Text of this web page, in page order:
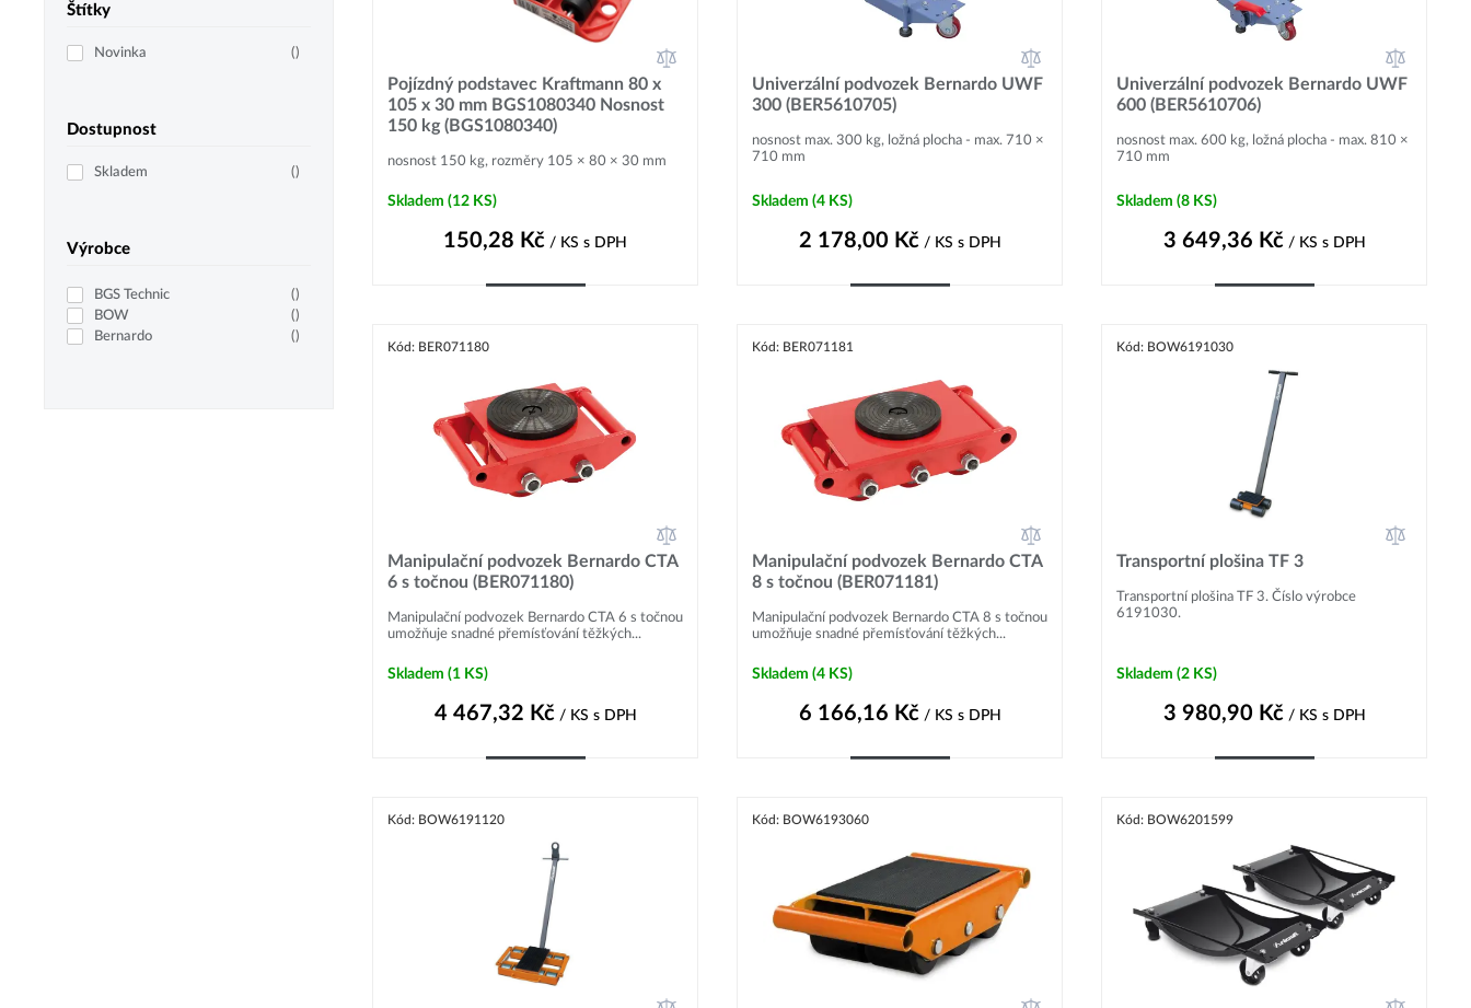
Štítky
Novinka ()
Dostupnost
Skladem ()
Výrobce
BGS Technic ()
BOW
()
Bernardo
()
Pojízdný podstavec Kraftmann 80 x
105 x 30 mm BGS1080340 Nosnost
150 kg (BGS1080340)
nosnost 150 kg, rozměry 105 × 80 × 30 mm
Skladem (12 KS)
150,28 Kč / KS s DPH
Univerzální podvozek Bernardo UWF
300 (BER5610705)
nosnost max. 300 kg, ložná plocha - max. 710 ×
710 mm
Skladem (4 KS)
2 178,00 Kč/ KS s DPH
Univerzální podvozek Bernardo UWF
600 (BER5610706)
nosnost max. 600 kg, ložná plocha - max. 810 ×
710 mm
Skladem (8 KS)
3 649,36 Kč/ KS s DPH
Kód: BER071180
Manipulační podvozek Bernardo CTA
6 s točnou (BER071180)
Manipulační podvozek Bernardo CTA 6 s točnou
umožňuje snadné přemísťování těžkých...
Skladem (1 KS)
4 467,32 Kč/ KS s DPH
Kód: BER071181
Manipulační podvozek Bernardo CTA
8 s točnou (BER071181)
Manipulační podvozek Bernardo CTA 8 s točnou
umožňuje snadné přemísťování těžkých...
Skladem (4 KS)
6 166,16 Kč/ KS s DPH
Kód: BOW6191030
Transportní plošina TF 3
Transportní plošina TF 3. Číslo výrobce
6191030.
Skladem (2 KS)
3 980,90 Kč/ KS s DPH
Kód: BOW6191120 Kód: BOW6193060 Kód: BOW6201599